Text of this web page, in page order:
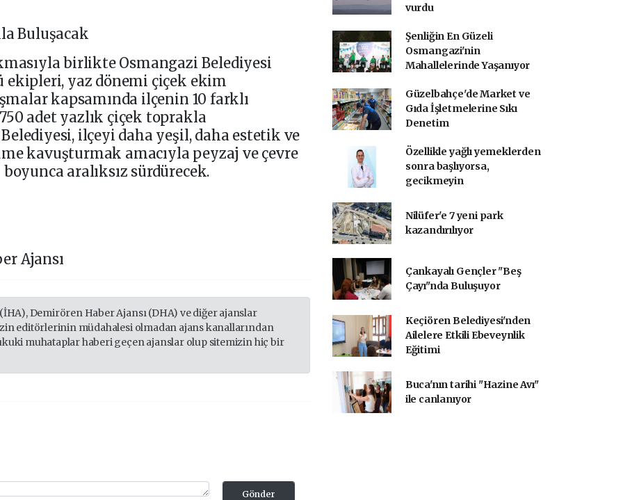
Buluşacak
birlikte Osmangazi Belediyesi
ekipleri, yaz dönemi çiçek ekim
kapsamında ilçenin 10 farklı
adet yazlık çiçek toprakla
ilçeyi daha yeşil, daha estetik ve
kavuşturmak amacıyla peyzaj ve çevre
aralıksız sürdürecek.
Ajansı
Demirören Haber Ajansı (DHA) ve diğer ajanslar
editörlerinin müdahalesi olmadan ajans kanallarından
muhataplar haberi geçen ajanslar olup sitemizin hiç bir
Gönder
vurdu
Şenliğin En Güzeli
Osmangazi'nin
Mahallelerinde Yaşanıyor
Güzelbahçe'de Market ve
Gıda İşletmelerine Sıkı
Denetim
Özellikle yağlı yemeklerden
sonra başlıyorsa,
gecikmeyin
Nilüfer'e 7 yeni park
kazandırılıyor
Çankayalı Gençler "Beş
Çayı"nda Buluşuyor
Keçiören Belediyesi'nden
Ailelere Etkili Ebeveynlik
Eğitimi
Buca'nın tarihi "Hazine Avı"
ile canlanıyor